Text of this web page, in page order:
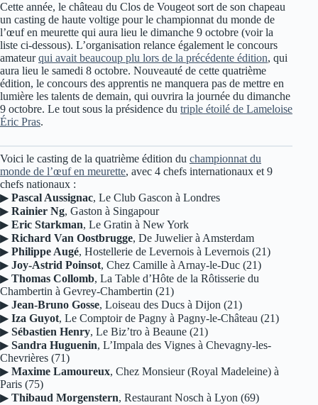
Cette année, le château du Clos de Vougeot sort de son chapeau
un casting de haute voltige pour le championnat du monde de
l’œuf en meurette qui aura lieu le dimanche 9 octobre (voir la
liste ci-dessous). L’organisation relance également le concours
amateurqui avait beaucoup plu lors de la précédente édition, qui
aura lieu le samedi 8 octobre. Nouveauté de cette quatrième
édition, le concours des apprentis ne manquera pas de mettre en
lumière les talents de demain, qui ouvrira la journée du dimanche
9 octobre. Le tout sous la présidence du triple étoilé de Lameloise
Éric Pras.
Voici le casting de la quatrième édition du championnat du
monde de l’œuf en meurette, avec 4 chefs internationaux et 9
chefs nationaux :
▶ Pascal Aussignac, Le Club Gascon à Londres
▶ Rainier Ng, Gaston à Singapour
▶ Eric Starkman, Le Gratin à New York
▶ Richard Van Oostbrugge, De Juwelier à Amsterdam
▶ Philippe Augé, Hostellerie de Levernois à Levernois (21)
▶ Joy-Astrid Poinsot, Chez Camille à Arnay-le-Duc (21)
▶ Thomas Collomb, La Table d’Hôte de la Rôtisserie du
Chambertin à Gevrey-Chambertin (21)
▶ Jean-Bruno Gosse, Loiseau des Ducs à Dijon (21)
▶ Iza Guyot, Le Comptoir de Pagny à Pagny-le-Château (21)
▶ Sébastien Henry, Le Biz’tro à Beaune (21)
▶ Sandra Huguenin, L’Impala des Vignes à Chevagny-les-
Chevrières (71)
▶ Maxime Lamoureux, Chez Monsieur (Royal Madeleine) à
Paris (75)
▶ Thibaud Morgenstern, Restaurant Nosch à Lyon (69)